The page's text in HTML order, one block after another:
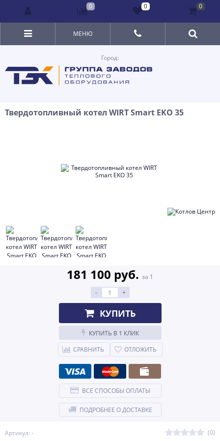
Город:
МЕНЮ
Твердотопливный котел WIRT Smart EKO 35
Артикул: -
(0)
181 100 руб. за 1
-
+
КУПИТЬ
КУПИТЬ В 1 КЛИК
СРАВНИТЬ
ОТЛОЖИТЬ
ВСЕ СПОСОБЫ ОПЛАТЫ
ПОДРОБНЕЕ О ДОСТАВКЕ
0 0 0